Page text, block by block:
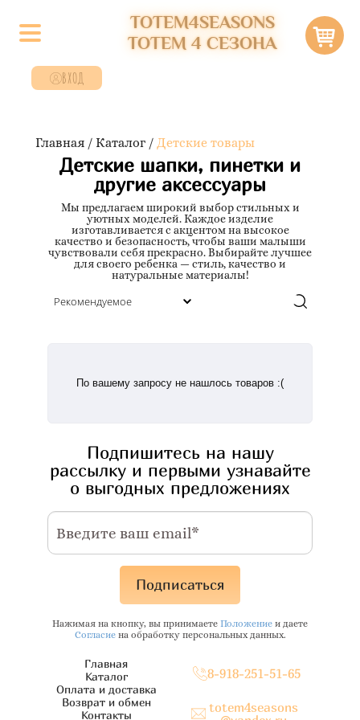
TOTEM4SEASONS
ТОТЕМ 4 СЕЗОНА
ВХОД
Главная / Каталог / Детские товары
Детские шапки, пинетки и
другие аксессуары
Мы предлагаем широкий выбор стильных и
уютных моделей. Каждое изделие
изготавливается с акцентом на высокое
качество и безопасность, чтобы ваши малыши
чувствовали себя прекрасно. Выбирайте лучшее
для своего ребенка — стиль, качество и
натуральные материалы!
По вашему запросу не нашлось товаров :(
Подпишитесь на нашу
рассылку и первыми узнавайте
о выгодных предложениях
Подписаться
Нажимая на кнопку, вы принимаете Положение и даете
Согласиена обработку персональных данных.
Главная
Каталог
Оплата и доставка
Возврат и обмен
Контакты
8-918-251-51-65
totem4seasons